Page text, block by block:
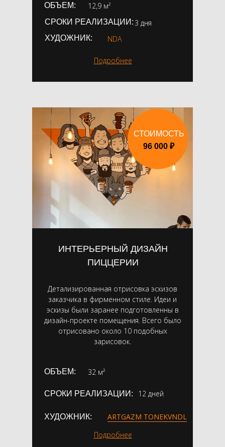
12,9 м²
СРОКИ РЕАЛИЗАЦИИ: 3 дня
NDA
ОБЪЕМ:
ХУДОЖНИК:
Подробнее
ИНТЕРЬЕРНЫЙ ДИЗАЙН
ПИЦЦЕРИИ
Детализированная отрисовка эскизов
заказчика в фирменном стиле. Идеи и
эскизы были заранее подготовленны в
дизайн-проекте помещения. Всего было
отрисовано около 10 подобных
зарисовок.
32 м²
СРОКИ РЕАЛИЗАЦИИ: 12 дней
ХУДОЖНИК: ARTGAZM TONEKVNDL
СТОИМОСТЬ
96 000 ₽
ОБЪЕМ:
Подробнее